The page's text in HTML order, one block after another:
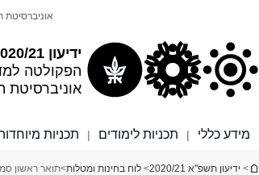
ידיעון 2020/21
הפקולטה
אוניברסיטת
אוניברסיטת
מידע כללי | תכניות לימודים | תכניות
הינך נמצא כאן
> ידיעון תשפ"א 2020/21 > לוח בחינות ומטלות>תואר ראשון